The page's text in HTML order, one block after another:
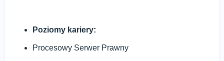
Poziomy kariery:
Procesowy Serwer Prawny